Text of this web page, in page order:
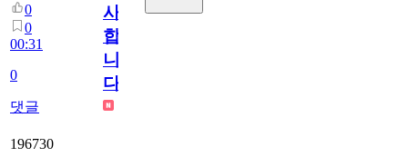
0
0
00:31
0
댓글
사
합
니
다
196730